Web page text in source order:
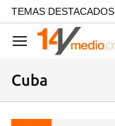
common.go-to-content
TEMAS DESTACADOS
Navegación
Cuba